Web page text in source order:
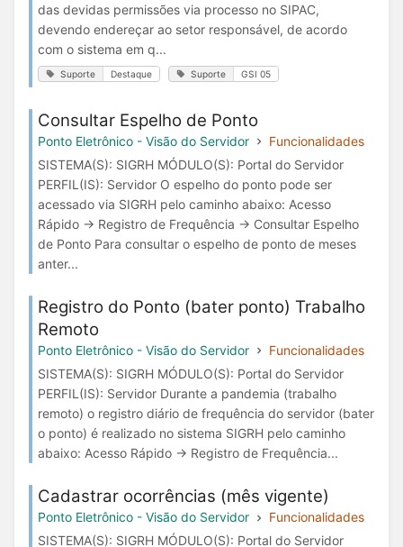
das devidas permissões via processo no SIPAC,
devendo endereçar ao setor responsável, de acordo
com o sistema em q...
Suporte Destaque Suporte GSI 05
Consultar Espelho de Ponto
Ponto Eletrônico - Visão do Servidor
Funcionalidades
SISTEMA(S): SIGRH MÓDULO(S): Portal do Servidor
PERFIL(IS): Servidor O espelho do ponto pode ser
acessado via SIGRH pelo caminho abaixo: Acesso
Rápido → Registro de Frequência → Consultar Espelho
de Ponto Para consultar o espelho de ponto de meses
anter...
Registro do Ponto (bater ponto) Trabalho
Remoto
Ponto Eletrônico - Visão do Servidor
Funcionalidades
SISTEMA(S): SIGRH MÓDULO(S): Portal do Servidor
PERFIL(IS): Servidor Durante a pandemia (trabalho
remoto) o registro diário de frequência do servidor (bater
o ponto) é realizado no sistema SIGRH pelo caminho
abaixo: Acesso Rápido → Registro de Frequência...
Cadastrar ocorrências (mês vigente)
Ponto Eletrônico - Visão do Servidor
Funcionalidades
SISTEMA(S): SIGRH MÓDULO(S): Portal do Servidor